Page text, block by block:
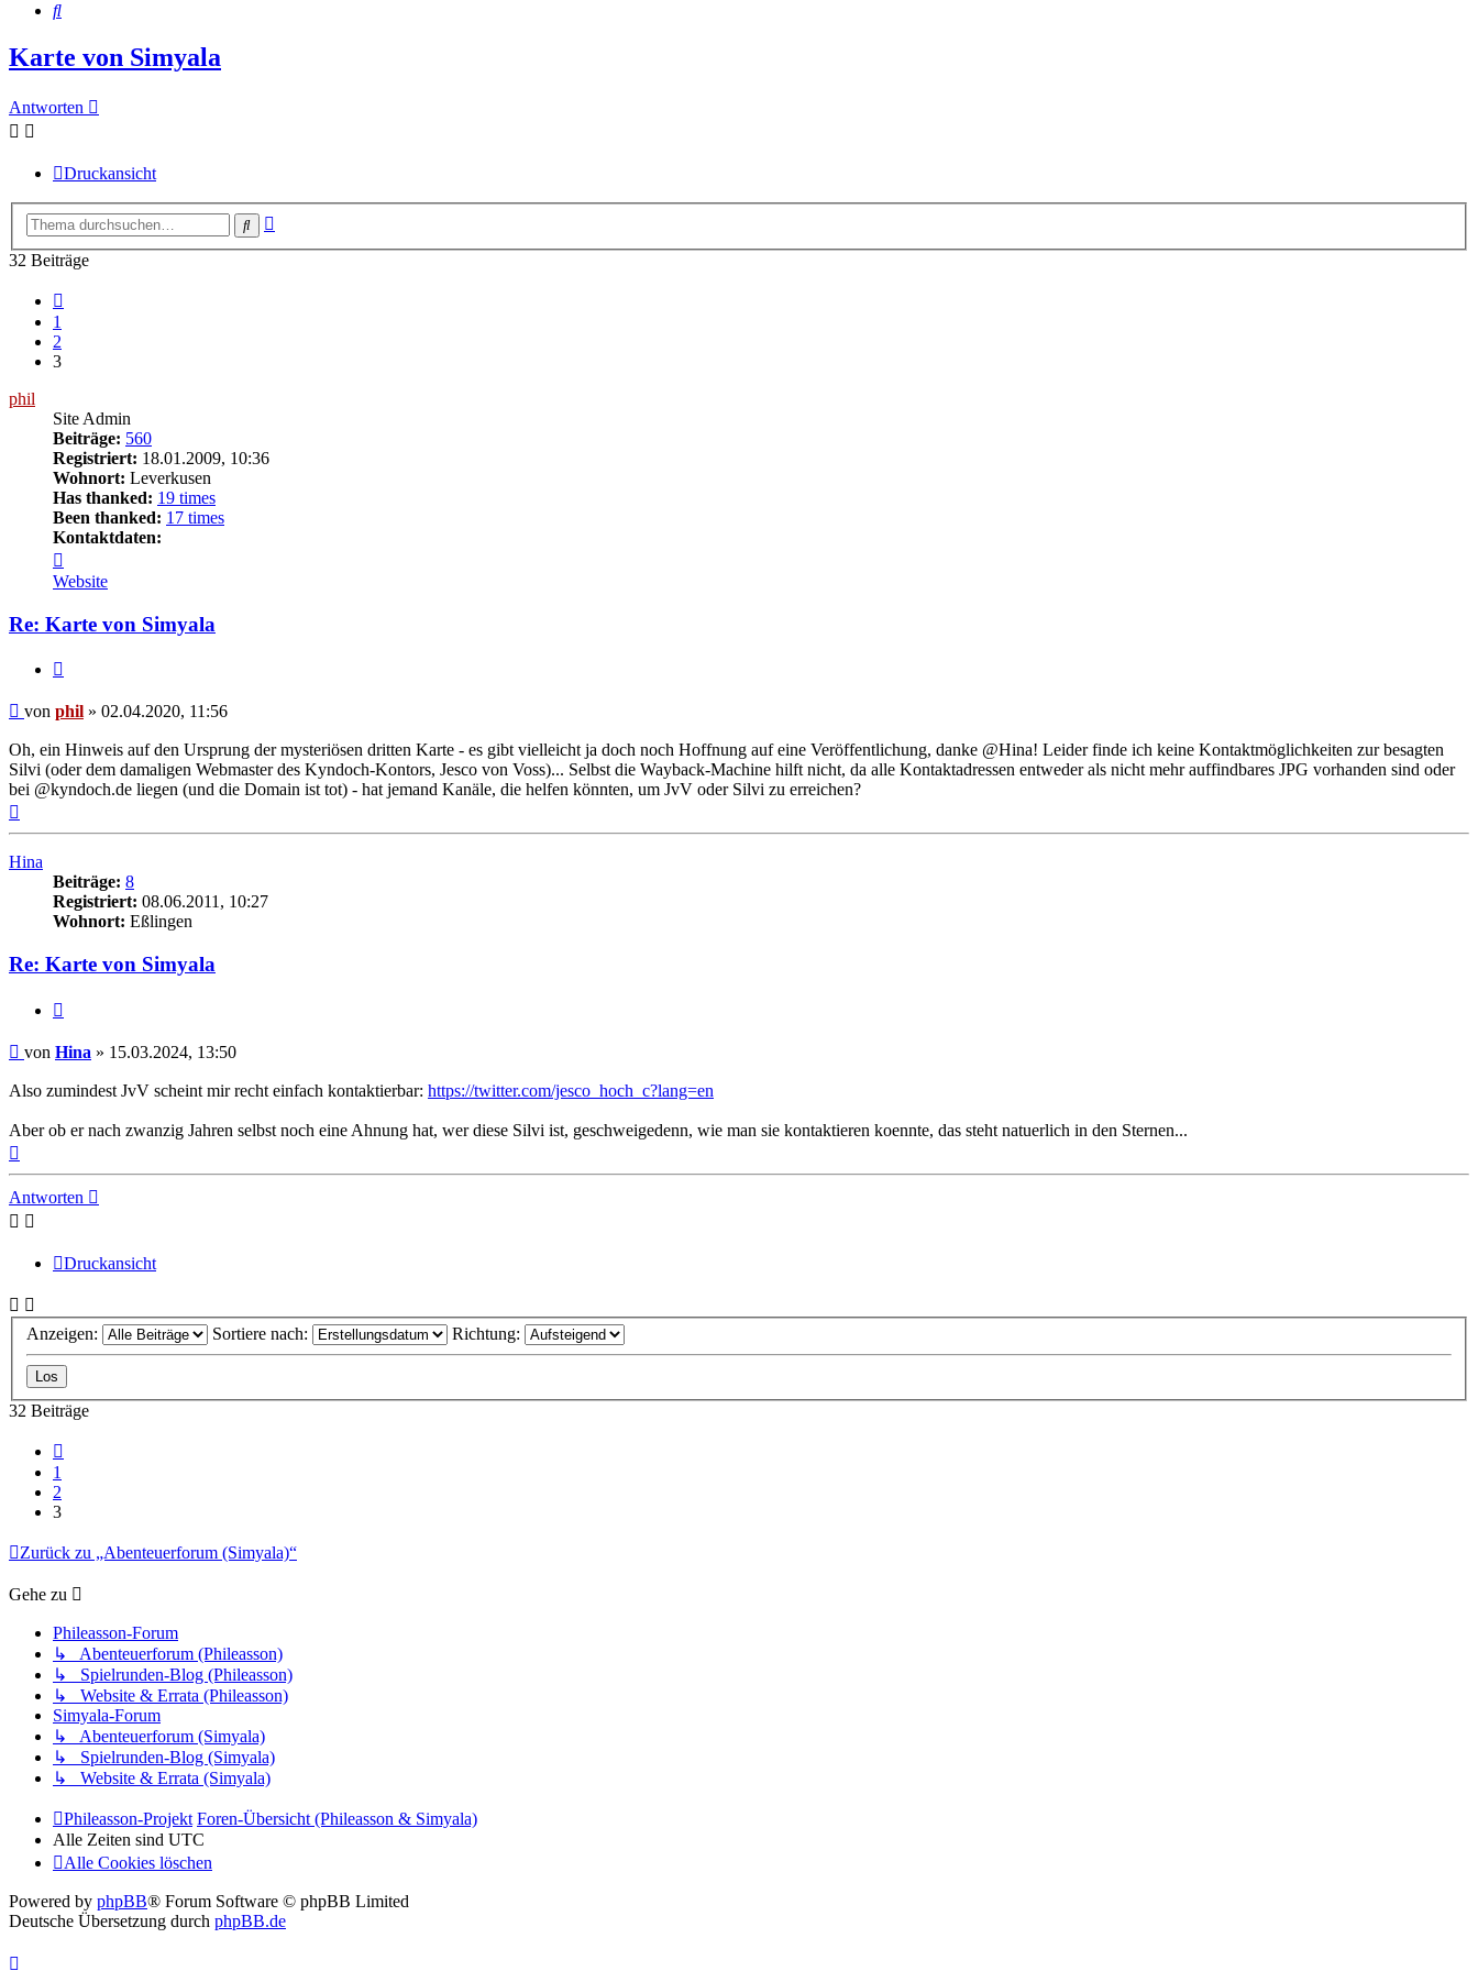
Suche
Karte von Simyala
Antworten
Druckansicht
Suche
32 Beiträge
1
2
3
phil
Site Admin
Beiträge: 560
Registriert: 18.01.2009, 10:36
Wohnort: Leverkusen
Has thanked: 19 times
Been thanked: 17 times
Kontaktdaten:
von
phil
Website
Re: Karte von Simyala
Beitrag
von phil » 02.04.2020, 11:56
Oh, ein Hinweis auf den Ursprung der mysteriösen dritten Karte - es gibt vielleicht ja doch noch Hoffnung auf eine Veröffentlichung, danke @Hina! Leider finde ich keine Kontaktmöglichkeiten zur besagten
Silvi (oder dem damaligen Webmaster des Kyndoch-Kontors, Jesco von Voss)... Selbst die Wayback-Machine hilft nicht, da alle Kontaktadressen entweder als nicht mehr auffindbares JPG vorhanden sind oder
bei @kyndoch.de liegen (und die Domain ist tot) - hat jemand Kanäle, die helfen könnten, um JvV oder Silvi zu erreichen?
Hina
Beiträge: 8
Registriert: 08.06.2011, 10:27
Wohnort: Eßlingen
Re: Karte von Simyala
Beitrag
von Hina » 15.03.2024, 13:50
Also zumindest JvV scheint mir recht einfach kontaktierbar: https://twitter.com/jesco_hoch_c?lang=en
Aber ob er nach zwanzig Jahren selbst noch eine Ahnung hat, wer diese Silvi ist, geschweigedenn, wie man sie kontaktieren koennte, das steht natuerlich in den Sternen...
Antworten
Druckansicht
Anzeigen: Sortiere nach: Richtung:
32 Beiträge
1
2
3
Zurück zu „Abenteuerforum (Simyala)“
Gehe zu
Phileasson-Forum
↳ Abenteuerforum (Phileasson)
↳ Spielrunden-Blog (Phileasson)
↳ Website & Errata (Phileasson)
Simyala-Forum
↳ Abenteuerforum (Simyala)
↳ Spielrunden-Blog (Simyala)
↳ Website & Errata (Simyala)
Phileasson-Projekt Foren-Übersicht (Phileasson & Simyala)
Alle Zeiten sind UTC
Alle Cookies löschen
Powered by phpBB® Forum Software © phpBB Limited
Deutsche Übersetzung durch phpBB.de